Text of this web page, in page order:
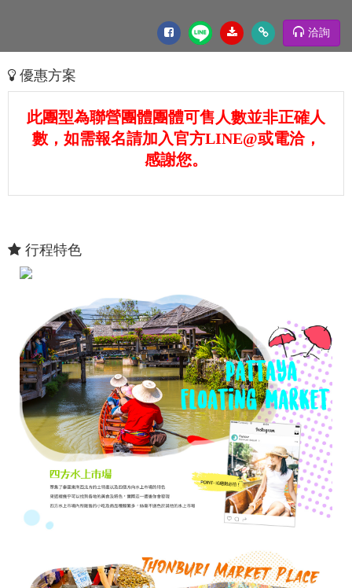
洽詢
優惠方案
此團型為聯營團體團體可售人數並非正確人
數，如需報名請加入官方LINE@或電洽，
感謝您。
行程特色